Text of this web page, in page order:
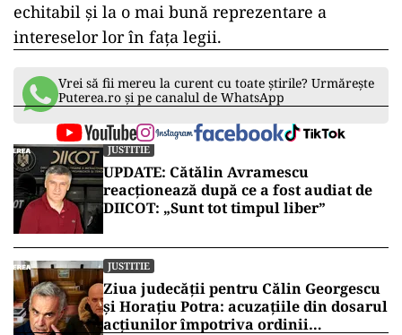
echitabil și la o mai bună reprezentare a
intereselor lor în fața legii.
Vrei să fii mereu la curent cu toate știrile? Urmărește
Puterea.ro și pe canalul de WhatsApp
JUSTITIE
UPDATE: Cătălin Avramescu
reacționează după ce a fost audiat de
DIICOT: „Sunt tot timpul liber”
JUSTITIE
Ziua judecății pentru Călin Georgescu
și Horațiu Potra: acuzațiile din dosarul
acțiunilor împotriva ordinii